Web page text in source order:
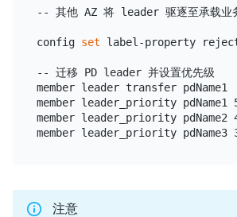
-- 其他 AZ 将 leader 驱逐至承载业务
config set label-property
-- 迁移 PD leader 并设置优先级
member leader transfer pdName1
member leader_priority pdName1
member leader_priority pdName2
注意